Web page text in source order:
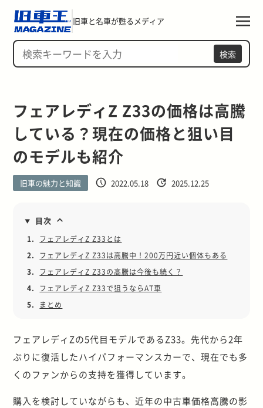
旧車と名車が甦るメディア
検索
フェアレディZ Z33の価格は高騰
している？現在の価格と狙い目
のモデルも紹介
旧車の魅力と知識 2022.05.18 2025.12.25
目次
1.
フェアレディZ Z33とは
2.
フェアレディZ Z33は高騰中！200万円近い個体もある
3.
フェアレディZ Z33の高騰は今後も続く？
4.
フェアレディZ Z33で狙うならAT車
5.
まとめ
フェアレディZの5代目モデルであるZ33。先代から2年
ぶりに復活したハイパフォーマンスカーで、現在でも多
くのファンからの支持を獲得しています。
購入を検討していながらも、近年の中古車価格高騰の影